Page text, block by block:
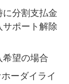
分割支払金
ポート解除
希望の場合
ーダイライ